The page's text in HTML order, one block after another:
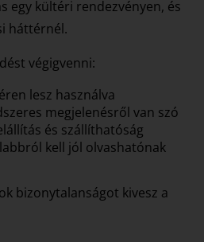
egy kültéri rendezvényen, és
háttérnél.
végigvenni:
lesz használva
megjelenésről van szó
és szállíthatóság
kell jól olvashatónak
bizonytalanságot kivesz a